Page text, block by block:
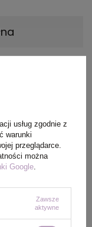
usług zgodnie z
warunki
przeglądarce.
można
Google
Zawsze
aktywne